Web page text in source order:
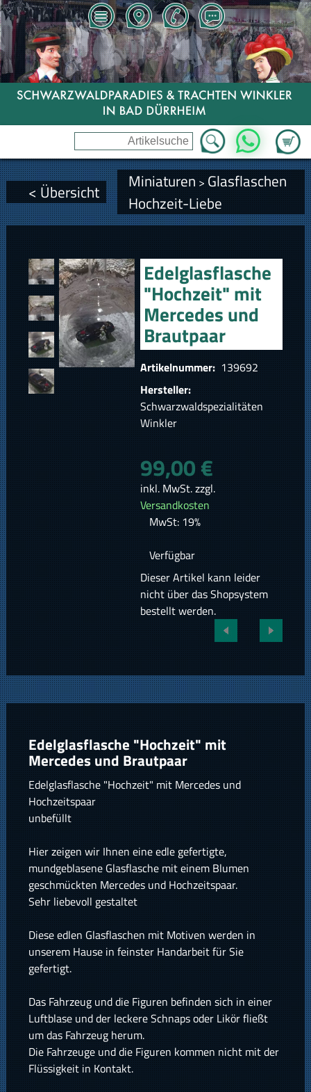
Zum
WhatsApp
< Übersicht Miniaturen > Glasflaschen
Hochzeit-Liebe
Edelglasflasche
"Hochzeit" mit
Mercedes und
Brautpaar
Artikelnummer: 139692
Hersteller:
Schwarzwaldspezialitäten
Winkler
99,00 €
inkl. MwSt. zzgl.
Versandkosten
MwSt: 19%
Verfügbar
Dieser Artikel kann leider
nicht über das Shopsystem
bestellt werden.
Edelglasflasche "Hochzeit" mit
Mercedes und Brautpaar
Edelglasflasche "Hochzeit" mit Mercedes und
Hochzeitspaar
unbefüllt
Hier zeigen wir Ihnen eine edle gefertigte,
mundgeblasene Glasflasche mit einem Blumen
geschmückten Mercedes und Hochzeitspaar.
Sehr liebevoll gestaltet
Diese edlen Glasflaschen mit Motiven werden in
unserem Hause in feinster Handarbeit für Sie
gefertigt.
Das Fahrzeug und die Figuren befinden sich in einer
Luftblase und der leckere Schnaps oder Likör fließt
um das Fahrzeug herum.
Die Fahrzeuge und die Figuren kommen nicht mit der
Flüssigkeit in Kontakt.